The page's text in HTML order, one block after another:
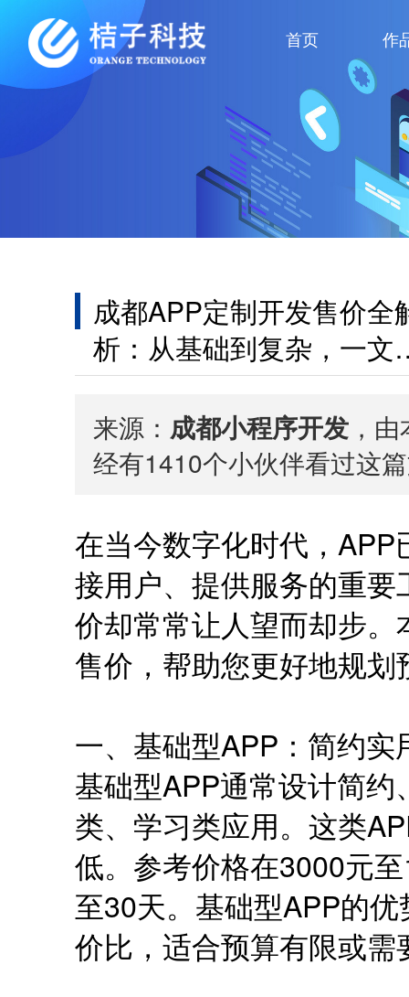
首页 作
成都APP定制开发售价全
析：从基础到复杂，一文
懂
来源： 成都小程序开发，由
经有1410个小伙伴看过这
在当今数字化时代，
接用户、提供服务的重
价却常常让人望而却步
售价，帮助您更好地规
一、基础型APP：简约实
基础型APP通常设计简
类、学习类应用。这类
低。参考价格在3000元
至30天。基础型APP的
价比，适合预算有限或